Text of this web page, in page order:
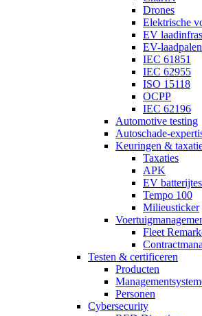
Drones
Elektrische
EV
EV-laadpalen
IEC 61851
IEC 62955
ISO 15118
OCPP
IEC 62196
Automotive testing
Autoschade-
Keuringen &
Taxaties
APK
EV
Tempo 100
Milieusticker
Fleet
Testen & certificeren
Producten
Personen
Cybersecurity